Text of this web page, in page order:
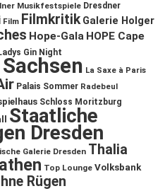
Musikfestspiele Dresdner
Film Filmkritik Galerie Holger
Hope-Gala HOPE Cape
Gin Night
La Saxe à Paris
Palais Sommer Radebeul
Schloss Moritzburg
Staatliche
Dresden
Galerie Dresden Thalia
Top Lounge Volksbank
Rügen